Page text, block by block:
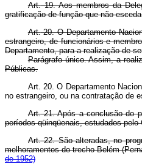
Art.19. Aos membros da
gratificação de função que não
Art.20. O Departamento
estrangeiro, de funcionários e
Departamento, para a realização de
Parágrafo único. Assim, a
Públicas.
Art. 20. O Departamento
no estrangeiro, ou na contratação
Art.21. Após a conclusão do
períodos qüinqüenais, estudados
Art.22. São alteradas, no
melhoramentos do trecho Belém
de 1952)